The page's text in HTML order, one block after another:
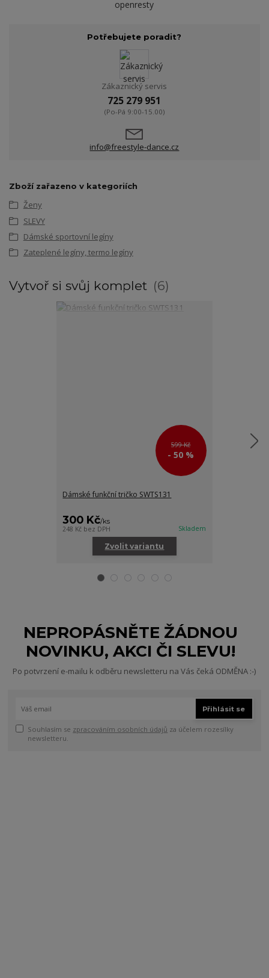
openresty
Potřebujete poradit?
Zákaznický servis
725 279 951
(Po-Pá 9:00-15.00)
info@freestyle-dance.cz
Zboží zařazeno v kategoriích
Ženy
SLEVY
Dámské sportovní legíny
Zateplené legíny, termo legíny
Vytvoř si svůj komplet 6
599 Kč
- 50 %
Dámské funkční tričko SWTS131
300 Kč/ks
248 Kč bez DPH Skladem
Zvolit variantu
NEPROPÁSNĚTE ŽÁDNOU
NOVINKU, AKCI ČI SLEVU!
Po potvrzení e-mailu k odběru newsletteru na Vás čeká ODMĚNA :-)
Přihlásit se
Souhlasím se zpracováním osobních údajů za účelem rozesílky
newsletteru.